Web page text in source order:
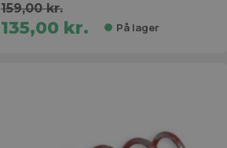
159,00 kr.
135,00 kr. På lager